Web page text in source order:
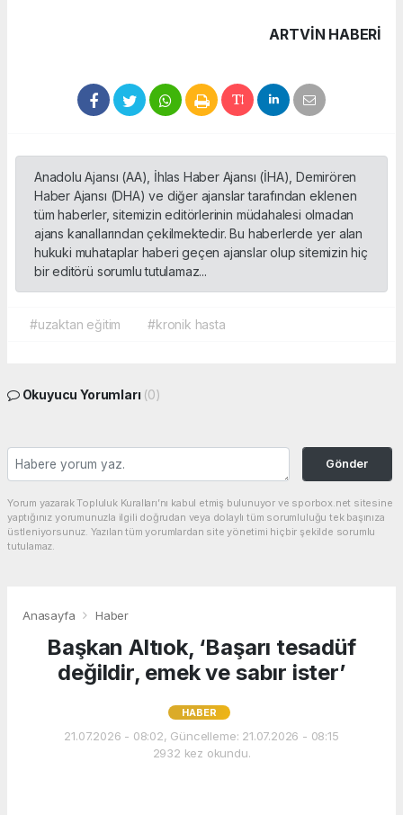
ARTVIN HABERİ
Anadolu Ajansı (AA), İhlas Haber Ajansı (İHA), Demirören
Haber Ajansı (DHA) ve diğer ajanslar tarafından eklenen
tüm haberler, sitemizin editörlerinin müdahalesi olmadan
ajans kanallarından çekilmektedir. Bu haberlerde yer alan
hukuki muhataplar haberi geçen ajanslar olup sitemizin hiç
bir editörü sorumlu tutulamaz...
#uzaktan eğitim #kronik hasta
Okuyucu Yorumları (0)
Gönder
Yorum yazarak Topluluk Kuralları’nı kabul etmiş bulunuyor ve sporbox.net sitesine
yaptığınız yorumunuzla ilgili doğrudan veya dolaylı tüm sorumluluğu tek başınıza
üstleniyorsunuz. Yazılan tüm yorumlardan site yönetimi hiçbir şekilde sorumlu
tutulamaz.
Anasayfa Haber
Başkan Altıok, ‘Başarı tesadüf
değildir, emek ve sabır ister’
HABER
21.07.2026 - 08:02, Güncelleme: 21.07.2026 - 08:15
2932 kez okundu.